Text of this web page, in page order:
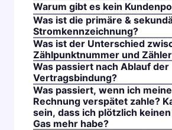
Warum gibt es kein
Was ist die primäre &
Stromkennzeichnung?
Was ist der Unterschied
Zählpunktnummer und
Was passiert nach Ablauf der
Vertragsbindung?
Was passiert, wenn ich meine
Rechnung verspätet zahle?
sein, dass ich plötzlich
Gas mehr habe?